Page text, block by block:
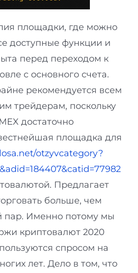
площадки, где можно
доступные функции и
перед переходом к
с основного счета.
рекомендуется всем
трейдерам, поскольку
достаточно
площадка для
otzyvcategory?
Предлагает
больше, чем
пар. Именно потому мы
криптовалют 2020
спросом на
лет. Дело в том, что